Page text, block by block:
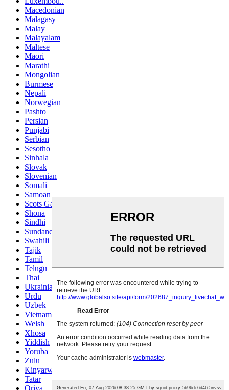
Macedonian
Malagasy
Malay
Malayalam
Maltese
Maori
Marathi
Mongolian
Burmese
Nepali
Norwegian
Pashto
Persian
Punjabi
Serbian
Sesotho
Sinhala
Slovak
Slovenian
Somali
Samoan
Scots Gaelic
Shona
Sindhi
Sundanese
Swahili
Tajik
Tamil
Telugu
Thai
Ukrainian
Urdu
Uzbek
Vietnamese
Welsh
Xhosa
Yiddish
Yoruba
Zulu
Kinyarwanda
Tatar